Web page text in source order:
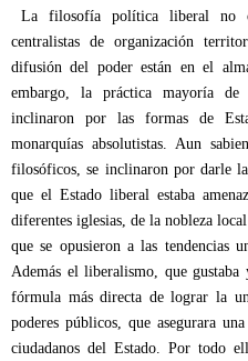
La filosofía política liberal no
centralistas de organización
difusión del poder están en el
embargo, la práctica mayoría de
inclinaron por las formas de
monarquías absolutistas. Aun
filosóficos, se inclinaron por darle
que el Estado liberal estaba
diferentes iglesias, de la nobleza
que se opusieron a las tendencias
Además el liberalismo, que
fórmula más directa de lograr la
poderes públicos, que asegurara
ciudadanos del Estado. Por todo